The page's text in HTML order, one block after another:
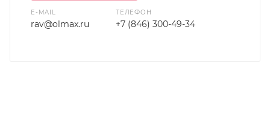
E-MAIL
rav@olmax.ru
ТЕЛЕФОН
+7 (846) 300-49-34